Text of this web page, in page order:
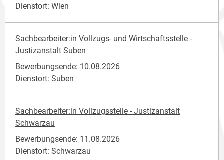
Dienstort: Wien
Sachbearbeiter:in Vollzugs- und Wirtschaftsstelle -
Justizanstalt Suben
Bewerbungsende: 10.08.2026
Dienstort: Suben
Sachbearbeiter:in Vollzugsstelle - Justizanstalt
Schwarzau
Bewerbungsende: 11.08.2026
Dienstort: Schwarzau